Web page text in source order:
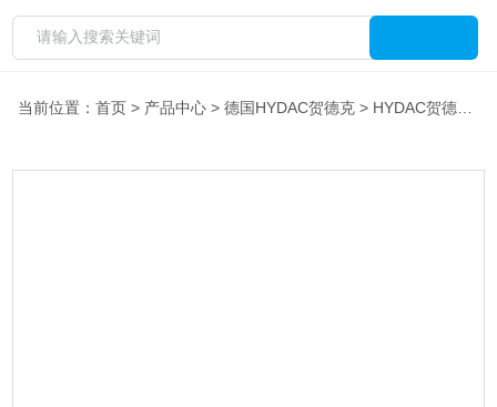
当前位置：首页 > 产品中心 >德国HYDAC贺德克 > HYDAC贺德克传感器